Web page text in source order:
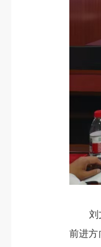
刘文
前进方